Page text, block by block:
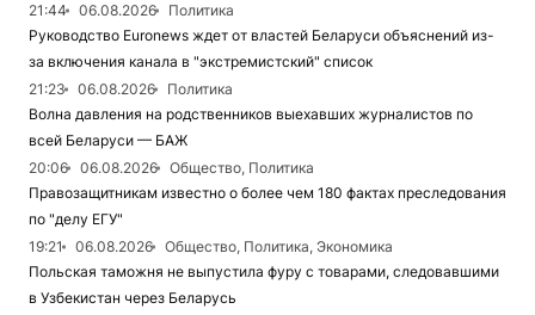
21:44 06.08.2026
Политика
Руководство Euronews ждет от властей Беларуси объяснений из-
за включения канала в "экстремистский" список
21:23
06.08.2026
Политика
Волна давления на родственников выехавших журналистов по
всей Беларуси — БАЖ
20:06
06.08.2026
Общество, Политика
Правозащитникам известно о более чем 180 фактах преследования
по "делу ЕГУ"
19:21
06.08.2026
Общество, Политика, Экономика
Польская таможня не выпустила фуру с товарами, следовавшими
в Узбекистан через Беларусь